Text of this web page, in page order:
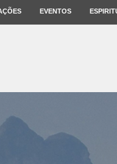
EVENTOS